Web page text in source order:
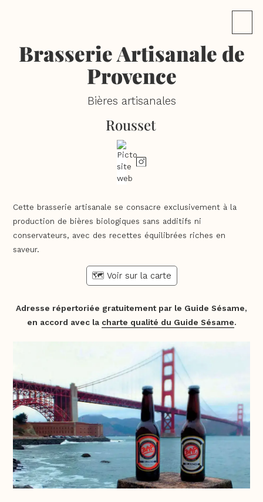
Brasserie Artisanale de
Provence
Bières artisanales
Rousset
Cette brasserie artisanale se consacre exclusivement à la
production de bières biologiques sans additifs ni
conservateurs, avec des recettes équilibrées riches en
saveur.
🗺️ Voir sur la carte
Adresse répertoriée gratuitement par le Guide Sésame,
en accord avec la charte qualité du Guide Sésame.